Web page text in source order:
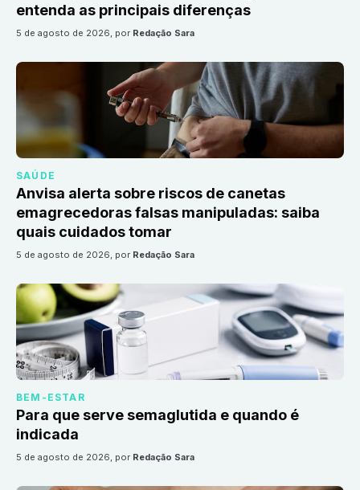
entenda as principais diferenças
5 de agosto de 2026, por Redação Sara
SAÚDE
Anvisa alerta sobre riscos de canetas
emagrecedoras falsas manipuladas: saiba
quais cuidados tomar
5 de agosto de 2026, por Redação Sara
BEM-ESTAR
Para que serve semaglutida e quando é
indicada
5 de agosto de 2026, por Redação Sara